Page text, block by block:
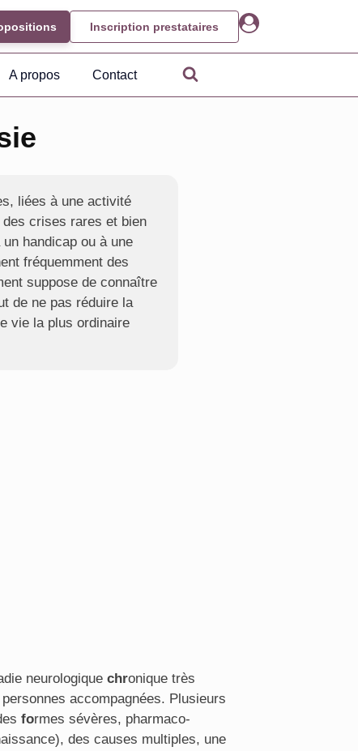
Inscription prestataires
A propos Contact
liées à une activité
crises rares et bien
handicap ou à une
fréquemment des
suppose de connaître
de ne pas réduire la
vie la plus ordinaire
neurologique chronique très
accompagnées. Plusieurs
formes sévères, pharmaco-
des causes multiples, une